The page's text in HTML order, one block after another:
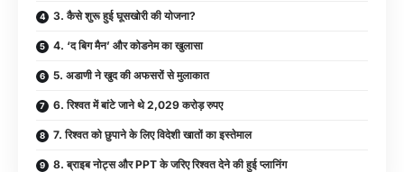
3. कैसे शुरू हुई घूसखोरी की योजना?
4. ‘द बिग मैन’ और कोडनेम का खुलासा
5. अडाणी ने खुद की अफसरों से मुलाकात
6. रिश्वत में बांटे जाने थे 2,029 करोड़ रुपए
7. रिश्वत को छुपाने के लिए विदेशी खातों का इस्तेमाल
8. ब्राइब नोट्स और PPT के जरिए रिश्वत देने की हुई प्लानिंग